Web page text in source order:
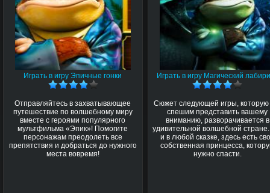
Играть в игру Эпичные гонки
Отправляйтесь в захватывающее
путешествие по волшебному миру
вместе с героями популярного
мультфильма «Эпик»! Помогите
персонажам преодолеть все
препятствия и добраться до нужного
места вовремя!
Играть в игру Магический
Сюжет следующей игры,
спешим представить вашему
вниманию, разворачивается в
удивительной волшебной стране.
и в любой сказке, здесь есть
собственная принцесса,
нужно спасти.